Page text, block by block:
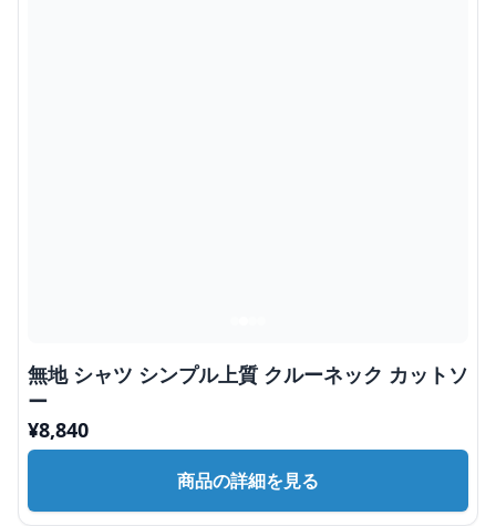
無地 シャツ シンプル上質 クルーネック カットソ
ー
¥8,840
商品の詳細を見る